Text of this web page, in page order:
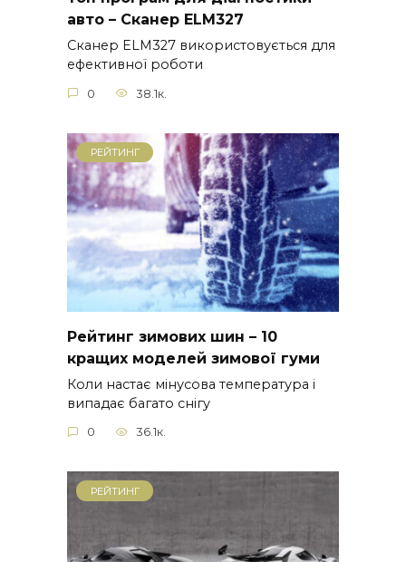
авто – Сканер ELM327
Сканер ELM327 використовується для
ефективної роботи
0 38.1к.
РЕЙТИНГ
Рейтинг зимових шин – 10
кращих моделей зимової гуми
Коли настає мінусова температура і
випадає багато снігу
0 36.1к.
РЕЙТИНГ